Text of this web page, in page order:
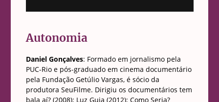
Autonomia
Daniel Gonçalves: Formado em jornalismo pela
PUC-Rio e pós-graduado em cinema documentário
pela Fundação Getúlio Vargas, é sócio da
produtora SeuFilme. Dirigiu os documentários tem
bala aí? (2008); Luz Guia (2012); Como Seria?